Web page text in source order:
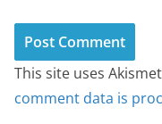
This site uses
comment data is